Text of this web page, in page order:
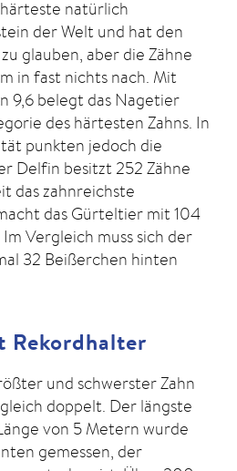
natürlich
der Welt und hat den
glauben, aber die Zähne
in fast nichts nach. Mit
9,6 belegt das Nagetier
des härtesten Zahns. In
punkten jedoch die
Delfin besitzt 252 Zähne
das zahnreichste
das Gürteltier mit 104
Vergleich muss sich der
32 Beißerchen hinten
Rekordhalter
und schwerster Zahn
doppelt. Der längste
von 5 Metern wurde
gemessen, der